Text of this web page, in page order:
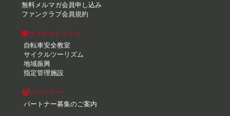
無料メルマガ会員申し込み
ファンクラブ会員規約
サステナビリティ
自転車安全教室
サイクルツーリズム
地域振興
指定管理施設
パートナー
パートナー募集のご案内